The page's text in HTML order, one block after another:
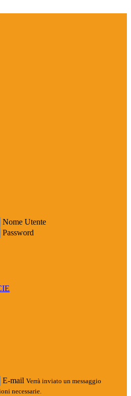
Nome Utente
Password
E-mail Verrà inviato un messaggio
necessarie.